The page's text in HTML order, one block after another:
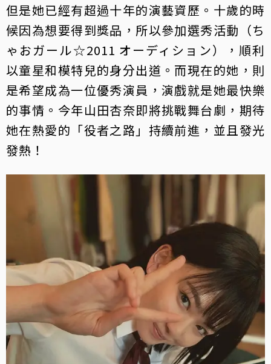
但是她已經有超過十年的演藝資歷。十歲的時
候因為想要得到獎品，所以參加選秀活動（ち
ゃおガール☆2011 オーディション），順利
以童星和模特兒的身分出道。而現在的她，則
是希望成為一位優秀演員，演戲就是她最快樂
的事情。今年山田杏奈即將挑戰舞台劇，期待
她在熱愛的「役者之路」持續前進，並且發光
發熱！